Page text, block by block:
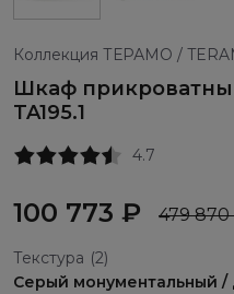
Коллекция ТЕРАМО /
Шкаф
TA195.1
4.7
100 773 ₽ 479 870
Текстура (2)
Серый монументальный /